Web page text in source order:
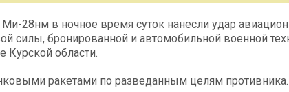
28нм в ночное время суток нанесли удар
силы, бронированной и автомобильной военной
Курской области.
ракетами по разведанным целям противника.